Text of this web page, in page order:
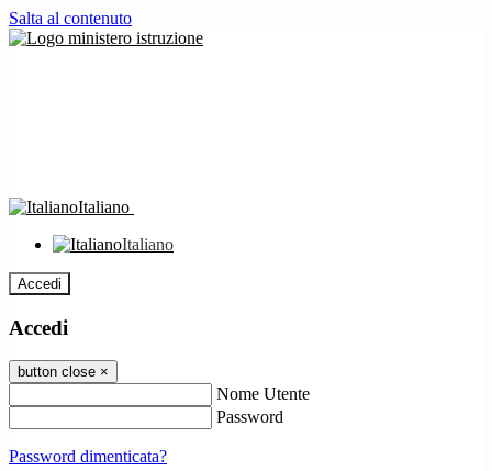
Salta al contenuto
Italiano
Italiano
Accedi
Accedi
button close ×
Nome Utente
Password
Password dimenticata?